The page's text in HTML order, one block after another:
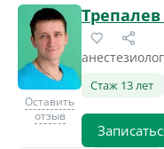
Оставить
отзыв
Стаж 13 лет